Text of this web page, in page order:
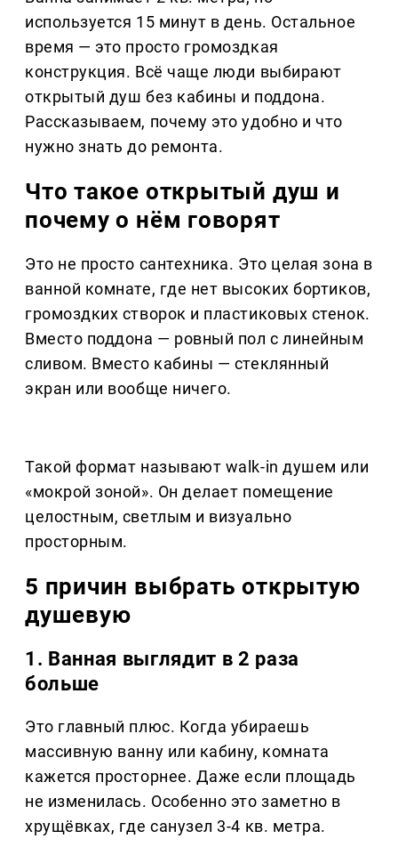
используется 15 минут в день. Остальное
время — это просто громоздкая
конструкция. Всё чаще люди выбирают
открытый душ без кабины и поддона.
Рассказываем, почему это удобно и что
нужно знать до ремонта.
Что такое открытый душ и
почему о нём говорят
Это не просто сантехника. Это целая зона в
ванной комнате, где нет высоких бортиков,
громоздких створок и пластиковых стенок.
Вместо поддона — ровный пол с линейным
сливом. Вместо кабины — стеклянный
экран или вообще ничего.
Такой формат называют walk-in душем или
«мокрой зоной». Он делает помещение
целостным, светлым и визуально
просторным.
5 причин выбрать открытую
душевую
1. Ванная выглядит в 2 раза
больше
Это главный плюс. Когда убираешь
массивную ванну или кабину, комната
кажется просторнее. Даже если площадь
не изменилась. Особенно это заметно в
хрущёвках, где санузел 3-4 кв. метра.